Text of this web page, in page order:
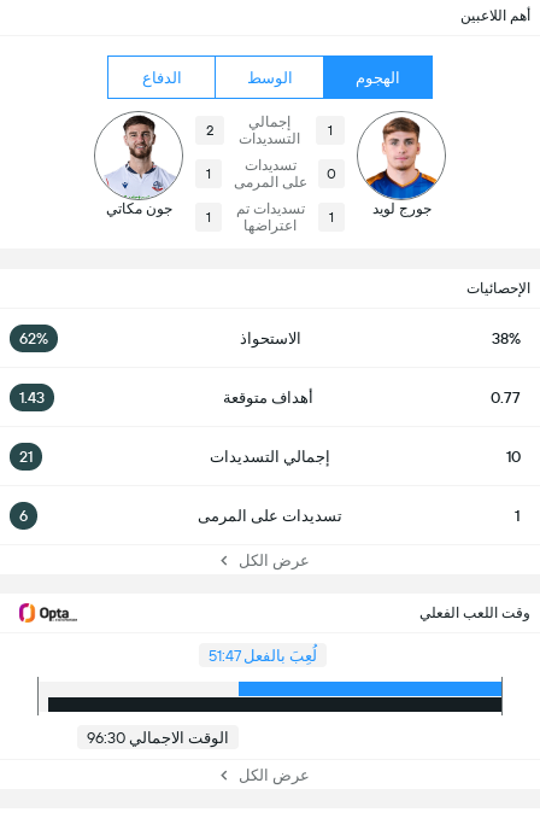
أهم اللاعبين
الهجوم الوسط الدفاع
جورج لويد
1
إجمالي
التسديدات
2
0
تسديدات
على المرمى
1
1
تسديدات تم
اعتراضها
1 جون مكاتي
الإحصائيات
38% الاستحواذ 62%
0.77 أهداف متوقعة 1.43
10 إجمالي التسديدات 21
1 تسديدات على المرمى 6
عرض الكل
وقت اللعب الفعلي
لُعِبَ بالفعل 51:47
الوقت الاجمالي 96:30
عرض الكل